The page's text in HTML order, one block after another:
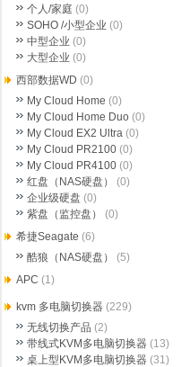
个人/家庭 (0)
SOHO /小型企业 (0)
中型企业 (0)
大型企业 (0)
西部数据WD (0)
My Cloud Home (0)
My Cloud Home Duo (0)
My Cloud EX2 Ultra (0)
My Cloud PR2100 (0)
My Cloud PR4100 (0)
红盘（NAS硬盘）
(0)
企业级硬盘 (0)
紫盘（监控盘）
(0)
希捷Seagate (6)
酷狼（NAS硬盘）
(5)
APC (1)
kvm 多电脑切换器 (229)
无线切换产品 (2)
带线式KVM多电脑切换器 (13)
桌上型KVM多电脑切换器 (31)